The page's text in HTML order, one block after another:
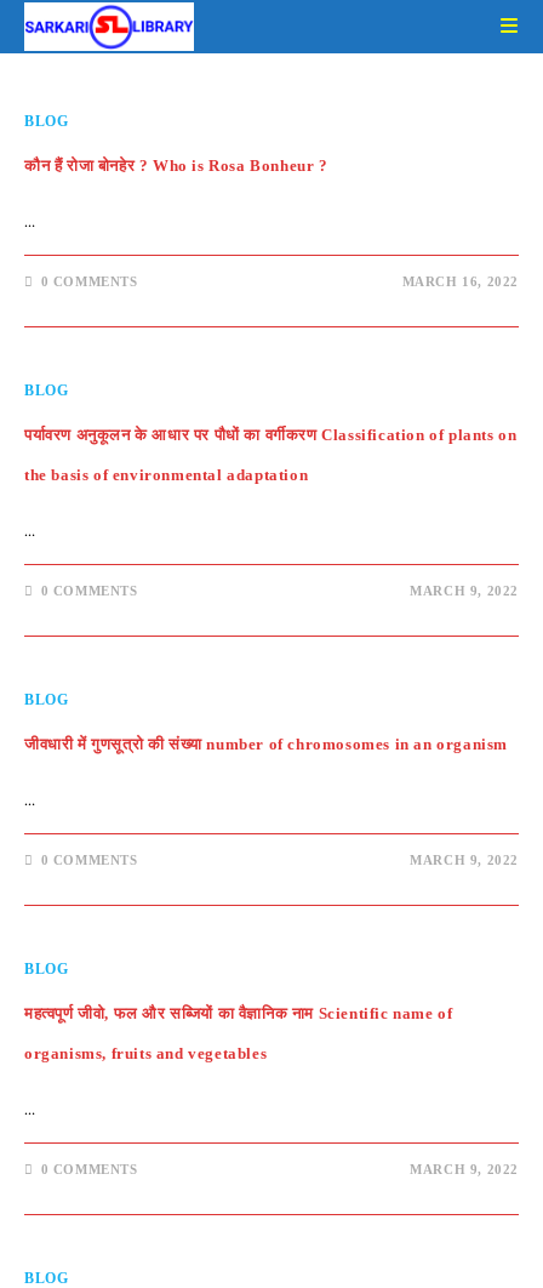
BLOG
कौन हैं रोजा बोनहेर ? Who is Rosa Bonheur ?
…
0 COMMENTS MARCH 16, 2022
BLOG
पर्यावरण अनुकूलन के आधार पर पौधों का वर्गीकरण Classification of plants on
the basis of environmental adaptation
…
0 COMMENTS MARCH 9, 2022
BLOG
जीवधारी में गुणसूत्रो की संख्या number of chromosomes in an organism
…
0 COMMENTS MARCH 9, 2022
BLOG
महत्वपूर्ण जीवो, फल और सब्जियों का वैज्ञानिक नाम Scientific name of
organisms, fruits and vegetables
…
0 COMMENTS MARCH 9, 2022
BLOG